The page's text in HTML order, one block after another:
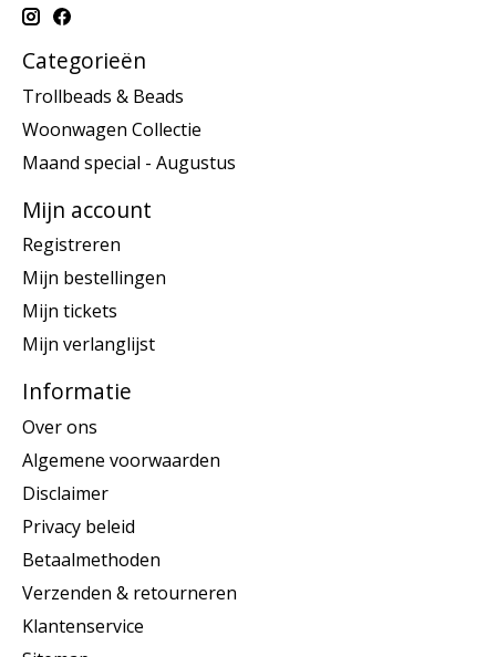
Categorieën
Trollbeads & Beads
Woonwagen Collectie
Maand special - Augustus
Mijn account
Registreren
Mijn bestellingen
Mijn tickets
Mijn verlanglijst
Informatie
Over ons
Algemene voorwaarden
Disclaimer
Privacy beleid
Betaalmethoden
Verzenden & retourneren
Klantenservice